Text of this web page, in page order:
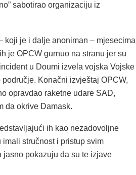
sabotirao organizaciju iz
koji je i dalje anoniman – mjesecima
je OPCW gurnuo na stranu jer su
u Doumi izvela vojska Vojske
Konačni izvještaj OPCW,
opravdao raketne udare SAD,
da okrive Damask.
ih kao nezadovoljne
stručnost i pristup svim
pokazuju da su te izjave